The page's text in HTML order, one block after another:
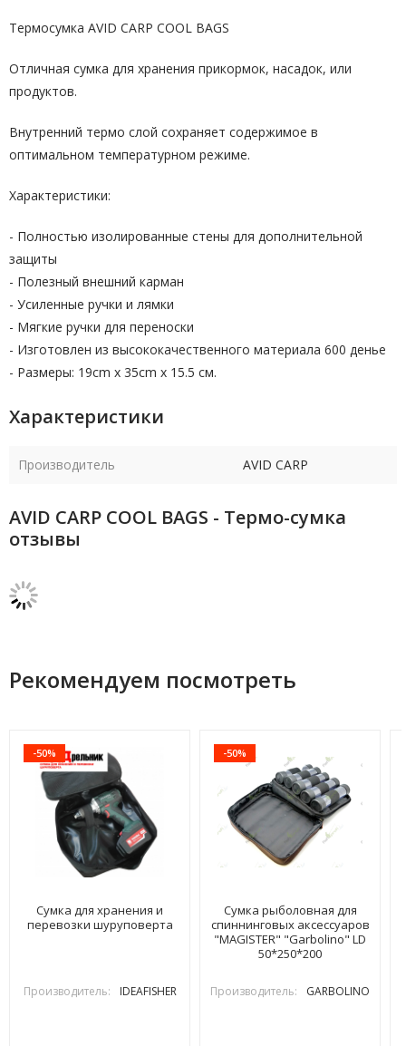
Термосумка AVID CARP COOL BAGS
Отличная сумка для хранения прикормок, насадок, или
продуктов.
Внутренний термо слой сохраняет содержимое в
оптимальном температурном режиме.
Характеристики:
- Полностью изолированные стены для дополнительной
защиты
- Полезный внешний карман
- Усиленные ручки и лямки
- Мягкие ручки для переноски
- Изготовлен из высококачественного материала 600 денье
- Размеры: 19cm x 35cm x 15.5 см.
Характеристики
Производитель AVID CARP
AVID CARP COOL BAGS - Термо-сумка
отзывы
Рекомендуем посмотреть
-50%
Сумка для хранения и
перевозки шуруповерта
Производитель: IDEAFISHER
-50%
Сумка рыболовная для
спиннинговых аксессуаров
"MAGISTER" "Garbolino" LD
50*250*200
Производитель: GARBOLINO